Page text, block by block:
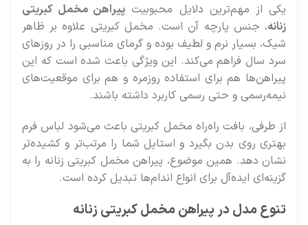
یکی از مهم‌ترین دلایل محبوبیت پیراهن مخمل کبریتی
زنانه، جنس پارچه آن است. مخمل کبریتی علاوه بر ظاهر
شیک، بسیار نرم و لطیف بوده و گرمای مناسبی را در روزهای
سرد سال فراهم می‌کند. این ویژگی باعث شده است که این
پیراهن‌ها هم برای استفاده روزمره و هم برای موقعیت‌های
نیمه‌رسمی و حتی رسمی کاربرد داشته باشند.
از طرفی، بافت راه‌راه مخمل کبریتی باعث می‌شود لباس فرم
بهتری روی بدن بگیرد و استایل شما را مرتب‌تر و کشیده‌تر
نشان دهد. همین موضوع، پیراهن مخمل کبریتی زنانه را به
گزینه‌ای ایده‌آل برای انواع اندام‌ها تبدیل کرده است.
تنوع مدل در پیراهن مخمل کبریتی زنانه